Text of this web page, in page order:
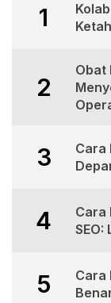
1
2
Obat
3
Cara
4
Cara
SEO:
5
Cara